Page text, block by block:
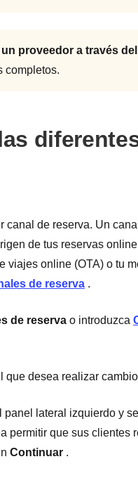
proveedor a través del
completos.
canal de reserva. Un
de tus reservas
viajes online (OTA) o tu
de reserva .
de reserva o introduzca
que desea realizar
panel lateral izquierdo y
permitir que sus clientes
Continuar .